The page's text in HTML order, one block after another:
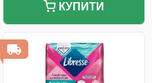
КУПИТИ